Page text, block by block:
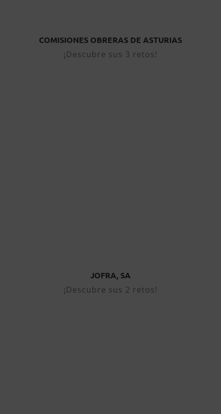
COMISIONES OBRERAS DE ASTURIAS
¡Descubre sus 3 retos!
entornos de trabajo digitales y
Sistema inteligente de
JOFRA, SA
¡Descubre sus 2 retos!
plantillas distribuidas y
entornos multiubicación